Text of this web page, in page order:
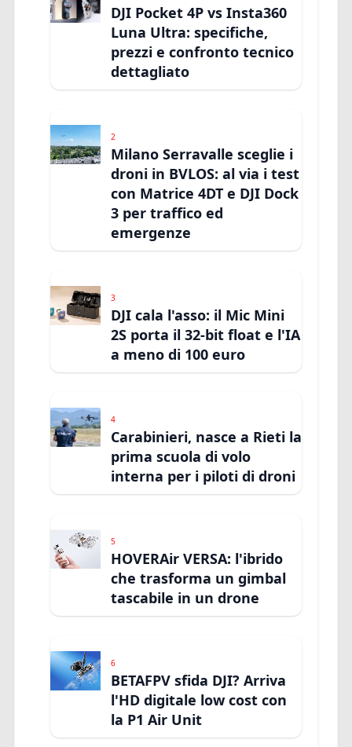
DJI Pocket 4P vs Insta360
Luna Ultra: specifiche,
prezzi e confronto tecnico
dettagliato
2
Milano Serravalle sceglie i
droni in BVLOS: al via i test
con Matrice 4DT e DJI Dock
3 per traffico ed
emergenze
3
DJI cala l'asso: il Mic Mini
2S porta il 32-bit float e l'IA
a meno di 100 euro
4
Carabinieri, nasce a Rieti la
prima scuola di volo
interna per i piloti di droni
5
HOVERAir VERSA: l'ibrido
che trasforma un gimbal
tascabile in un drone
6
BETAFPV sfida DJI? Arriva
l'HD digitale low cost con
la P1 Air Unit